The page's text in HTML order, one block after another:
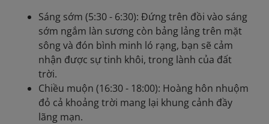
Sáng sớm (5:30 - 6:30): Đứng trên đồi vào sáng
sớm ngắm làn sương còn bảng lảng trên mặt
sông và đón bình minh ló rạng, bạn sẽ cảm
nhận được sự tinh khôi, trong lành của đất
trời.
Chiều muộn (16:30 - 18:00): Hoàng hôn nhuộm
đỏ cả khoảng trời mang lại khung cảnh đầy
lãng mạn.